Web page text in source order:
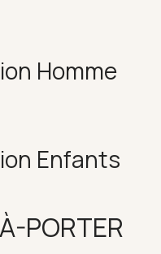
Homme
Enfants
PORTER